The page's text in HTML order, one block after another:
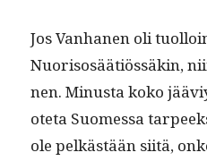
Jos Van­hanen oli
Nuorisosäätiössäkin,
nen. Minus­ta koko
ote­ta Suomes­sa
ole pelkästään siitä,